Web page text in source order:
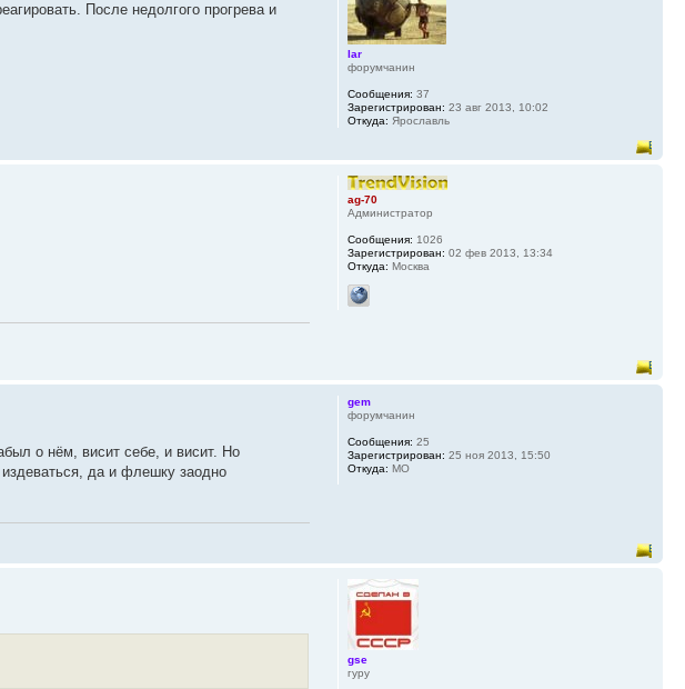
После недолгого прогрева и
lar
форумчанин
Сообщения: 37
Зарегистрирован: 23 авг 2013, 10:02
Откуда: Ярославль
ag-70
Администратор
Сообщения: 1026
Зарегистрирован: 02 фев 2013, 13:34
Откуда: Москва
о нём, висит себе, и висит. Но
да и флешку заодно
gem
форумчанин
Сообщения: 25
Зарегистрирован: 25 ноя 2013, 15:50
Откуда: МО
gse
гуру